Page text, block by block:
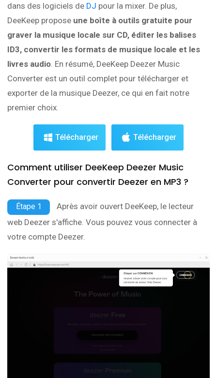
dans des logiciels de DJ pour la mixer. De plus,
DeeKeep propose une boîte à outils gratuite pour
graver la musique locale sur CD, éditer les balises
ID3, convertir les formats de musique locale et les
livres audio . En résumé, DeeKeep Deezer Music
Converter est un outil complet pour télécharger et
exporter de la musique Deezer, ce qui en fait notre
premier choix.
Télécharger Télécharger
Comment utiliser DeeKeep Deezer Music
Converter pour convertir Deezer en MP3 ?
Étape 1
Après avoir ouvert DeeKeep, le lecteur
web Deezer s'affiche. Vous pouvez vous connecter à
votre compte Deezer.